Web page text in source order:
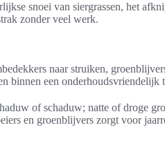
snoei van siergrassen, het
zonder veel werk.
naar struiken,
binnen een onderhoudsvriendelijk
of schaduw; natte of droge
en groenblijvers zorgt voor